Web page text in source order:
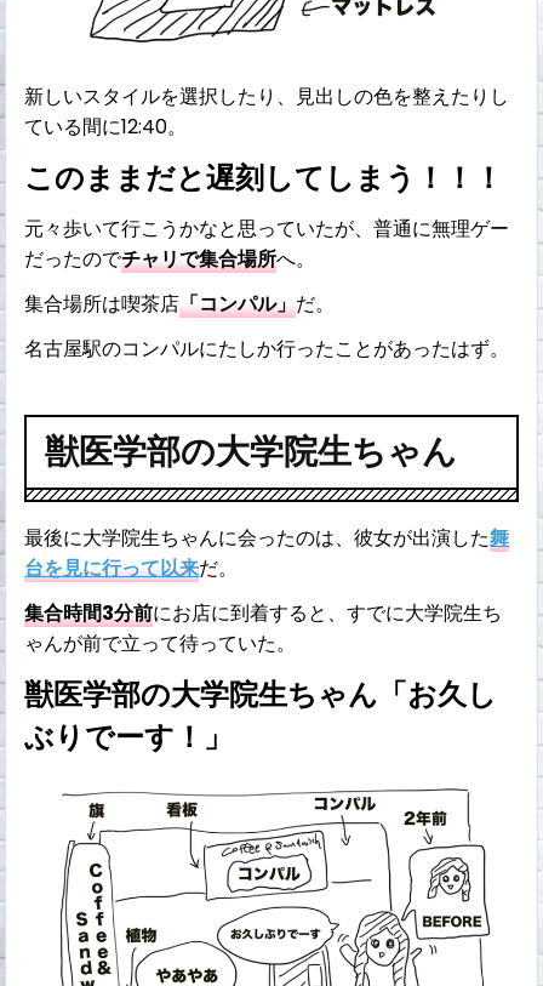
新しいスタイルを選択したり、見出しの色を整えたりし
ている間に12:40。
このままだと遅刻してしまう！！！
元々歩いて行こうかなと思っていたが、普通に無理ゲー
だったのでチャリで集合場所へ。
集合場所は喫茶店「コンパル」だ。
名古屋駅のコンパルにたしか行ったことがあったはず。
獣医学部の大学院生ちゃん
最後に大学院生ちゃんに会ったのは、彼女が出演した舞
台を見に行って以来だ。
集合時間3分前にお店に到着すると、すでに大学院生ち
ゃんが前で立って待っていた。
獣医学部の大学院生ちゃん「お久し
ぶりでーす！」